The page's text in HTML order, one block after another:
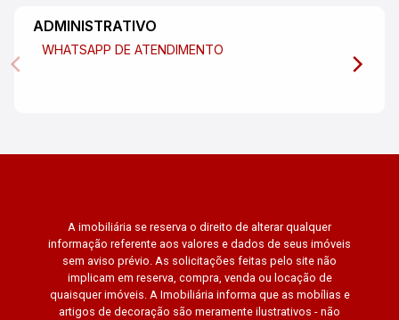
ADMINISTRATIVO
WHATSAPP DE ATENDIMENTO
A imobiliária se reserva o direito de alterar qualquer
informação referente aos valores e dados de seus imóveis
sem aviso prévio. As solicitações feitas pelo site não
implicam em reserva, compra, venda ou locação de
quaisquer imóveis. A Imobiliária informa que as mobílias e
artigos de decoração são meramente ilustrativos - não